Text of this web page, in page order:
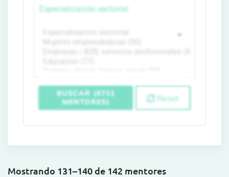
Especialización sectorial
BUSCAR (6711
MENTORES)
Reset
Mostrando 131–140 de 142 mentores